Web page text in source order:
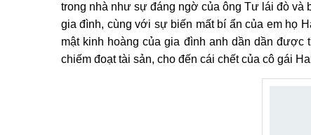
trong nhà như sự đáng ngờ của ông Tư lái đò và
gia đình, cùng với sự biến mất bí ẩn của em họ
mật kinh hoàng của gia đình anh dần dần
chiếm đoạt tài sản, cho đến cái chết của cô gái